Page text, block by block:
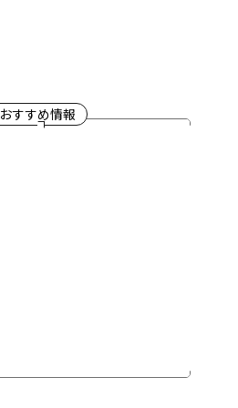
おすすめ情報